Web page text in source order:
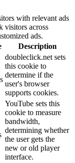
with relevant ads
visitors across
ads.
Description
doubleclick.net sets
this cookie to
determine if the
user's browser
supports cookies.
YouTube sets this
cookie to measure
bandwidth,
determining whether
the user gets the
new or old player
interface.